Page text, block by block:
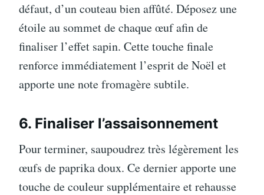
défaut, d’un couteau bien affûté. Déposez une
étoile au sommet de chaque œuf afin de
finaliser l’effet sapin. Cette touche finale
renforce immédiatement l’esprit de Noël et
apporte une note fromagère subtile.
6. Finaliser l’assaisonnement
Pour terminer, saupoudrez très légèrement les
œufs de paprika doux. Ce dernier apporte une
touche de couleur supplémentaire et rehausse